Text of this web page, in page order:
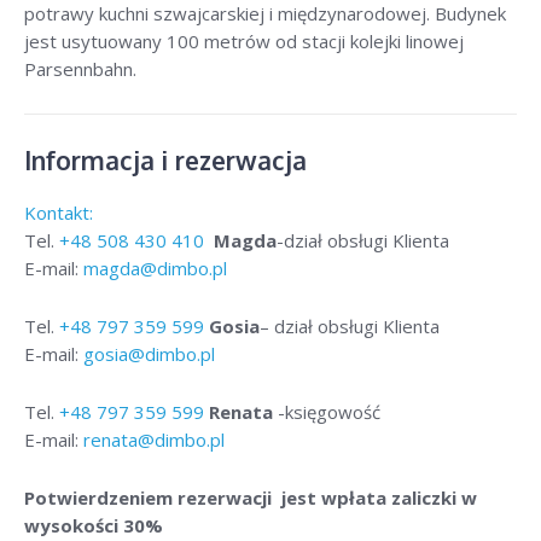
potrawy kuchni szwajcarskiej i międzynarodowej. Budynek
jest usytuowany 100 metrów od stacji kolejki linowej
Parsennbahn.
Informacja i rezerwacja
Kontakt:
Tel. +48 508 430 410 Magda-dział obsługi Klienta
E-mail: magda@dimbo.pl
Tel. +48 797 359 599 Gosia– dział obsługi Klienta
E-mail: gosia@dimbo.pl
Tel. +48 797 359 599 Renata -księgowość
E-mail: renata@dimbo.pl
Potwierdzeniem rezerwacji jest wpłata zaliczki w
wysokości 30%